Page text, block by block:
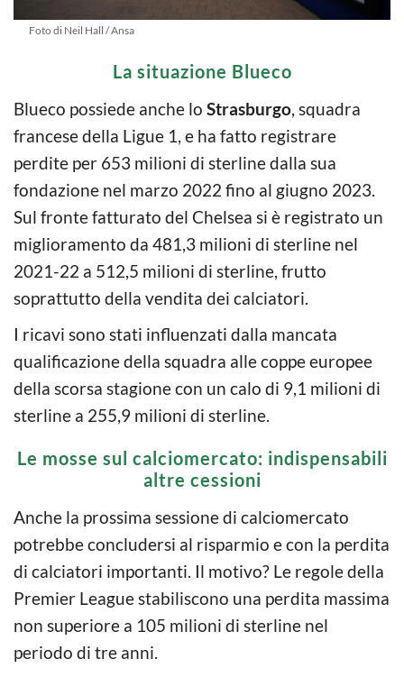
Foto di Neil Hall / Ansa
La situazione Blueco
Blueco possiede anche lo Strasburgo, squadra
francese della Ligue 1, e ha fatto registrare
perdite per 653 milioni di sterline dalla sua
fondazione nel marzo 2022 fino al giugno 2023.
Sul fronte fatturato del Chelsea si è registrato un
miglioramento da 481,3 milioni di sterline nel
2021-22 a 512,5 milioni di sterline, frutto
soprattutto della vendita dei calciatori.
I ricavi sono stati influenzati dalla mancata
qualificazione della squadra alle coppe europee
della scorsa stagione con un calo di 9,1 milioni di
sterline a 255,9 milioni di sterline.
Le mosse sul calciomercato: indispensabili
altre cessioni
Anche la prossima sessione di calciomercato
potrebbe concludersi al risparmio e con la perdita
di calciatori importanti. Il motivo? Le regole della
Premier League stabiliscono una perdita massima
non superiore a 105 milioni di sterline nel
periodo di tre anni.